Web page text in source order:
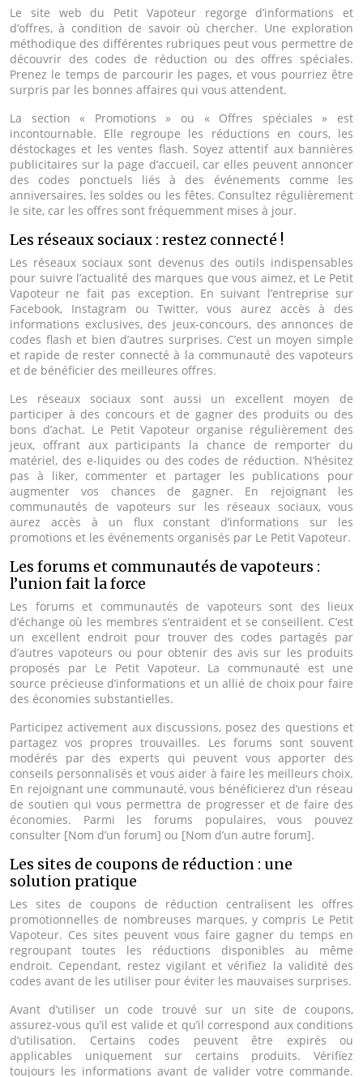
Le site web du Petit Vapoteur regorge d’informations et
d’offres, à condition de savoir où chercher. Une exploration
méthodique des différentes rubriques peut vous permettre de
découvrir des codes de réduction ou des offres spéciales.
Prenez le temps de parcourir les pages, et vous pourriez être
surpris par les bonnes affaires qui vous attendent.
La section « Promotions » ou « Offres spéciales » est
incontournable. Elle regroupe les réductions en cours, les
déstockages et les ventes flash. Soyez attentif aux bannières
publicitaires sur la page d’accueil, car elles peuvent annoncer
des codes ponctuels liés à des événements comme les
anniversaires, les soldes ou les fêtes. Consultez régulièrement
le site, car les offres sont fréquemment mises à jour.
Les réseaux sociaux : restez connecté !
Les réseaux sociaux sont devenus des outils indispensables
pour suivre l’actualité des marques que vous aimez, et Le Petit
Vapoteur ne fait pas exception. En suivant l’entreprise sur
Facebook, Instagram ou Twitter, vous aurez accès à des
informations exclusives, des jeux-concours, des annonces de
codes flash et bien d’autres surprises. C’est un moyen simple
et rapide de rester connecté à la communauté des vapoteurs
et de bénéficier des meilleures offres.
Les réseaux sociaux sont aussi un excellent moyen de
participer à des concours et de gagner des produits ou des
bons d’achat. Le Petit Vapoteur organise régulièrement des
jeux, offrant aux participants la chance de remporter du
matériel, des e-liquides ou des codes de réduction. N’hésitez
pas à liker, commenter et partager les publications pour
augmenter vos chances de gagner. En rejoignant les
communautés de vapoteurs sur les réseaux sociaux, vous
aurez accès à un flux constant d’informations sur les
promotions et les événements organisés par Le Petit Vapoteur.
Les forums et communautés de vapoteurs :
l’union fait la force
Les forums et communautés de vapoteurs sont des lieux
d’échange où les membres s’entraident et se conseillent. C’est
un excellent endroit pour trouver des codes partagés par
d’autres vapoteurs ou pour obtenir des avis sur les produits
proposés par Le Petit Vapoteur. La communauté est une
source précieuse d’informations et un allié de choix pour faire
des économies substantielles.
Participez activement aux discussions, posez des questions et
partagez vos propres trouvailles. Les forums sont souvent
modérés par des experts qui peuvent vous apporter des
conseils personnalisés et vous aider à faire les meilleurs choix.
En rejoignant une communauté, vous bénéficierez d’un réseau
de soutien qui vous permettra de progresser et de faire des
économies. Parmi les forums populaires, vous pouvez
consulter [Nom d’un forum] ou [Nom d’un autre forum].
Les sites de coupons de réduction : une
solution pratique
Les sites de coupons de réduction centralisent les offres
promotionnelles de nombreuses marques, y compris Le Petit
Vapoteur. Ces sites peuvent vous faire gagner du temps en
regroupant toutes les réductions disponibles au même
endroit. Cependant, restez vigilant et vérifiez la validité des
codes avant de les utiliser pour éviter les mauvaises surprises.
Avant d’utiliser un code trouvé sur un site de coupons,
assurez-vous qu’il est valide et qu’il correspond aux conditions
d’utilisation. Certains codes peuvent être expirés ou
applicables uniquement sur certains produits. Vérifiez
toujours les informations avant de valider votre commande.